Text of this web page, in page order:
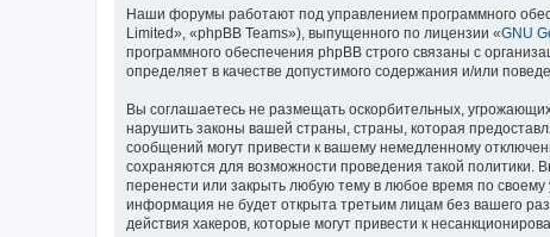
Наши форумы работают под управлением программного
Limited», «phpBB Teams»), выпущенного по лицензии «GNU
программного обеспечения phpBB строго связаны с
определяет в качестве допустимого содержания и/или
Вы соглашаетесь не размещать оскорбительных,
нарушить законы вашей страны, страны, которая
сообщений могут привести к вашему немедленному
сохраняются для возможности проведения такой
перенести или закрыть любую тему в любое время по
информация не будет открыта третьим лицам без вашего
действия хакеров, которые могут привести к